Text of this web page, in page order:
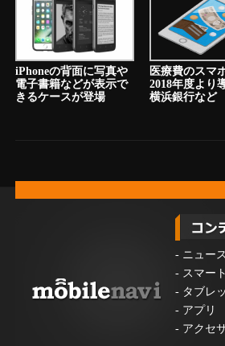
iPhoneの背面に写真や
電子書籍などが表示で
きるケースが登場
医療費のスマ
2018年度より
横浜銀行など
- ニュース
- スマー
- タブレ
- アプリ
- アクセ